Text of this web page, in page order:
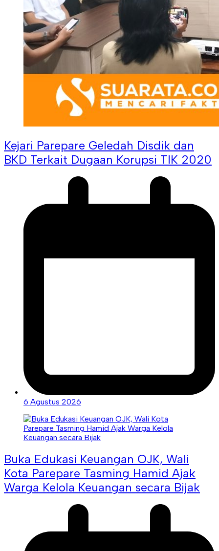
Kejari Parepare Geledah Disdik dan
BKD Terkait Dugaan Korupsi TIK 2020
6 Agustus 2026
Buka Edukasi Keuangan OJK, Wali
Kota Parepare Tasming Hamid Ajak
Warga Kelola Keuangan secara Bijak